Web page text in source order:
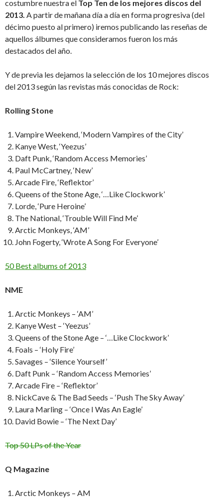
costumbre nuestra el Top Ten de los mejores discos del
2013. A partir de mañana día a día en forma progresiva (del
décimo puesto al primero) iremos publicando las reseñas de
aquellos álbumes que consideramos fueron los más
destacados del año.
Y de previa les dejamos la selección de los 10 mejores discos
del 2013 según las revistas más conocidas de Rock:
Rolling Stone
Vampire Weekend, ‘Modern Vampires of the City’
Kanye West, ‘Yeezus’
Daft Punk, ‘Random Access Memories’
Paul McCartney, ‘New’
Arcade Fire, ‘Reflektor’
Queens of the Stone Age, ‘…Like Clockwork’
Lorde, ‘Pure Heroine’
The National, ‘Trouble Will Find Me’
Arctic Monkeys, ‘AM’
John Fogerty, ‘Wrote A Song For Everyone’
50 Best albums of 2013
NME
Arctic Monkeys – ‘AM’
Kanye West – ‘Yeezus’
Queens of the Stone Age – ‘…Like Clockwork’
Foals – ‘Holy Fire’
Savages – ‘Silence Yourself’
Daft Punk – ‘Random Access Memories’
Arcade Fire – ‘Reflektor’
NickCave & The Bad Seeds – ‘Push The Sky Away’
Laura Marling – ‘Once I Was An Eagle’
David Bowie – ‘The Next Day’
Top 50 LPs of the Year
Q Magazine
Arctic Monkeys – AM